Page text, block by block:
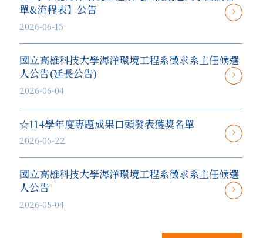
單&流程表】公告
2026-06-15
國立高雄科技大學海洋環境工程系徵求系主任候選
人公告(延長公告)
2026-06-04
☆114學年度專題成果口頭發表獲獎名單
2026-05-22
國立高雄科技大學海洋環境工程系徵求系主任候選
人公告
2026-05-04